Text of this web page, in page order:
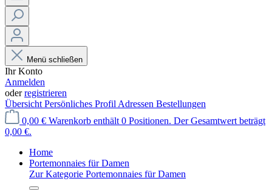
Menü schließen
Ihr Konto
Anmelden
oderregistrieren
Übersicht Persönliches Profil Adressen Bestellungen
0,00 € Warenkorb enthält 0 Positionen. Der Gesamtwert beträgt
0,00 €.
Home
Portemonnaies für Damen
Zur Kategorie Portemonnaies für Damen